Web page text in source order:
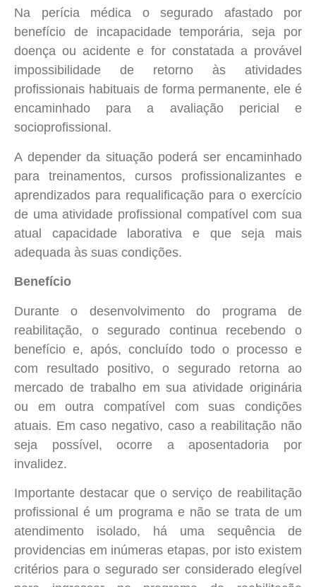
Na perícia médica o segurado afastado por
benefício de incapacidade temporária, seja por
doença ou acidente e for constatada a provável
impossibilidade de retorno às atividades
profissionais habituais de forma permanente, ele é
encaminhado para a avaliação pericial e
socioprofissional.
A depender da situação poderá ser encaminhado
para treinamentos, cursos profissionalizantes e
aprendizados para requalificação para o exercício
de uma atividade profissional compatível com sua
atual capacidade laborativa e que seja mais
adequada às suas condições.
Benefício
Durante o desenvolvimento do programa de
reabilitação, o segurado continua recebendo o
benefício e, após, concluído todo o processo e
com resultado positivo, o segurado retorna ao
mercado de trabalho em sua atividade originária
ou em outra compatível com suas condições
atuais. Em caso negativo, caso a reabilitação não
seja possível, ocorre a aposentadoria por
invalidez.
Importante destacar que o serviço de reabilitação
profissional é um programa e não se trata de um
atendimento isolado, há uma sequência de
providencias em inúmeras etapas, por isto existem
critérios para o segurado ser considerado elegível